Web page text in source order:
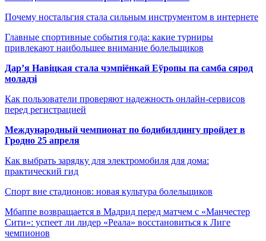
Почему ностальгия стала сильным инструментом в интернете
Главные спортивные события года: какие турниры
привлекают наибольшее внимание болельщиков
Дар’я Навіцкая стала чэмпіёнкай Еўропы па самба сярод
моладзі
Как пользователи проверяют надежность онлайн-сервисов
перед регистрацией
Международный чемпионат по бодибилдингу пройдет в
Гродно 25 апреля
Как выбрать зарядку для электромобиля для дома:
практический гид
Спорт вне стадионов: новая культура болельщиков
Мбаппе возвращается в Мадрид перед матчем с «Манчестер
Сити»: успеет ли лидер «Реала» восстановиться к Лиге
чемпионов